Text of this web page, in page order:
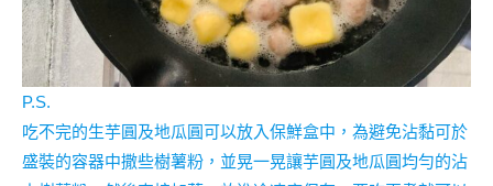
P.S.
吃不完的生芋圓及地瓜圓可以放入保鮮盒中，為避免沾黏可於
盛裝的容器中撒些樹薯粉，並晃一晃讓芋圓及地瓜圓均勻的沾